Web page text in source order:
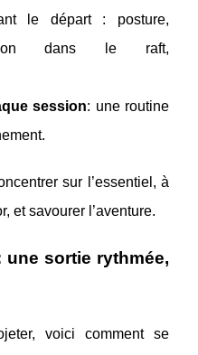
le départ : posture,
dans le raft,
session: une routine
sur l’essentiel, à
et savourer l’aventure.
une sortie rythmée,
voici comment se